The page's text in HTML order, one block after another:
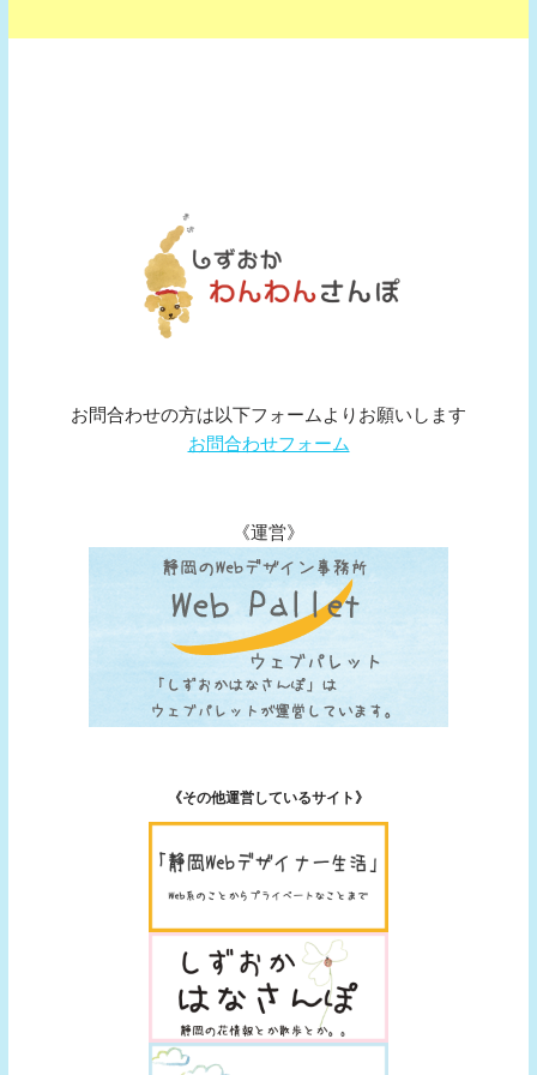
お問合わせの方は以下フォームよりお願いします
お問合わせフォーム
《運営》
《その他運営しているサイト》